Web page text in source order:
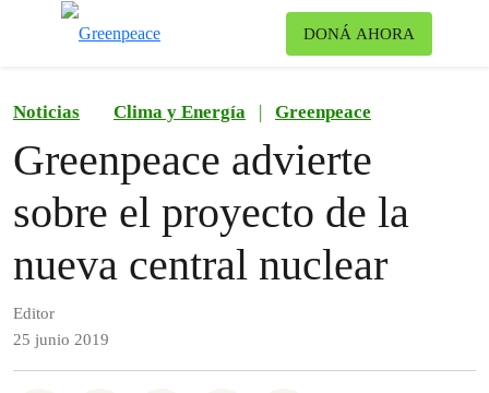
DONÁ AHORA
Noticias Clima y Energía | Greenpeace
Greenpeace advierte
sobre el proyecto de la
nueva central nuclear
Editor
25 junio 2019